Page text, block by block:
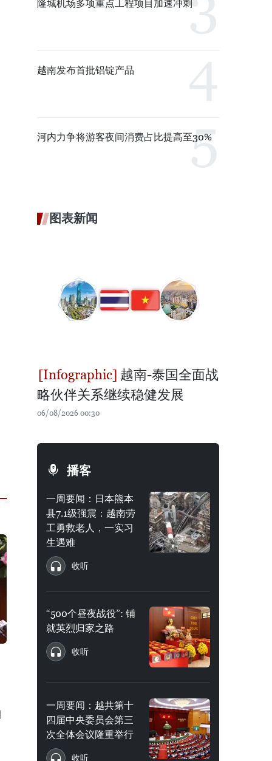
隆城机场多项重点工程项目加速冲刺
越南发布首批铝锭产品
河内力争将游客夜间消费占比提高至30%
图表新闻
越南-泰国全面战
略伙伴关系继续稳健发展
06/08/2026 00:30
播客
一周要闻：日本熊本
县7.1级强震：越南劳
工勇救老人，一实习
生遇难
收听
“500个昼夜战役”: 铺
就英烈归家之路
收听
一周要闻：越共第十
四届中央委员会第三
次全体会议隆重举行
收听